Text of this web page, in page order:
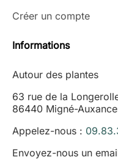
Créer un compte
Informations
Autour des plantes
63 rue de la
86440 Migné-
Appelez-nous :
Envoyez-nous un